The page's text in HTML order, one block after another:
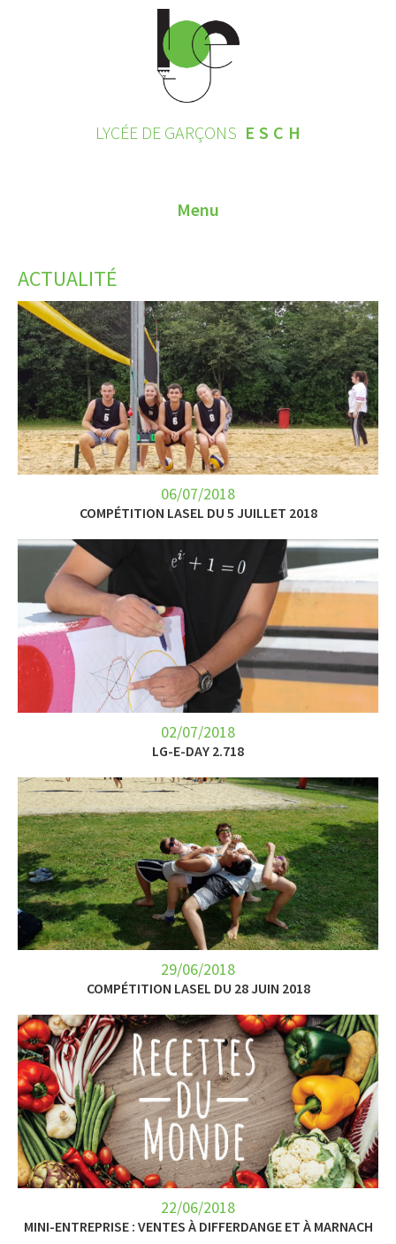
LYCÉE DE GARÇONS ESCH
Menu
CONTACT
INSCRIPTIONS 2026
LE LYCÉE
LET’S GO SCIENCE
ACTUALITÉ
ACTIVITÉS
SERVICES
APPRENTISSAGE
APPLIS
ACTUALITÉ
06/07/2018
COMPÉTITION LASEL DU 5 JUILLET 2018
02/07/2018
LG-E-DAY 2.718
29/06/2018
COMPÉTITION LASEL DU 28 JUIN 2018
22/06/2018
MINI-ENTREPRISE : VENTES À DIFFERDANGE ET À MARNACH